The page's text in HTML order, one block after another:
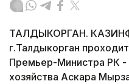
ТАЛДЫКОРГАН.
г.Талдыкорган
Премьер-Министра РК -
хозяйства Аскара